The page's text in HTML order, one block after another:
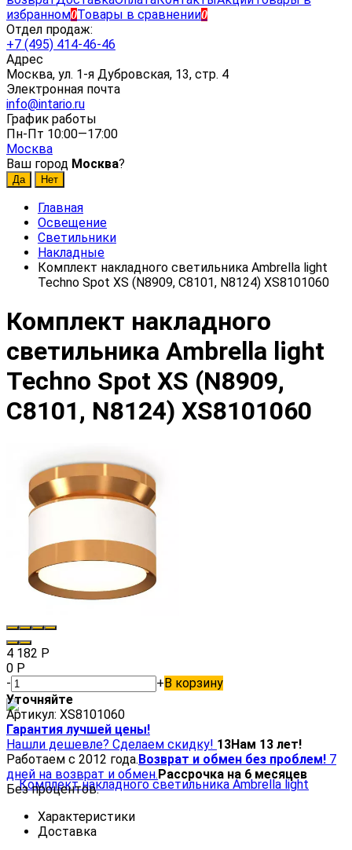
избранном0Товары в сравнении0
Отдел продаж:
+7 (495) 414-46-46
Адрес
Москва, ул. 1-я Дубровская, 13, стр. 4
Электронная почта
info@intario.ru
График работы
Пн-Пт 10:00—17:00
Москва
Ваш город Москва?
Главная
Освещение
Светильники
Накладные
Комплект накладного светильника Ambrella light
Techno Spot XS (N8909, C8101, N8124) XS8101060
Комплект накладного
светильника Ambrella light
Techno Spot XS (N8909,
C8101, N8124) XS8101060
4 182 Р
0 Р
-
+В корзину
Уточняйте
Артикул: XS8101060
Гарантия лучшей цены!
Нашли дешевле? Сделаем скидку! 13Нам 13 лет!
Работаем с 2012 года.Возврат и обмен без проблем! 7
дней на возврат и обмен.Рассрочка на 6 месяцев
Без процентов.
Характеристики
Доставка